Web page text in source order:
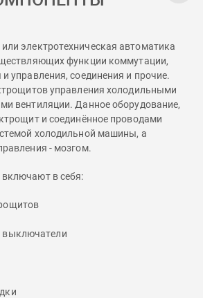
электротехническая автоматика
функции коммутации,
управления, соединения и прочие.
управления холодильными
вентиляции. Данное оборудование,
и соединённое проводами
холодильной машины, а
- мозгом.
в себя:
выключатели